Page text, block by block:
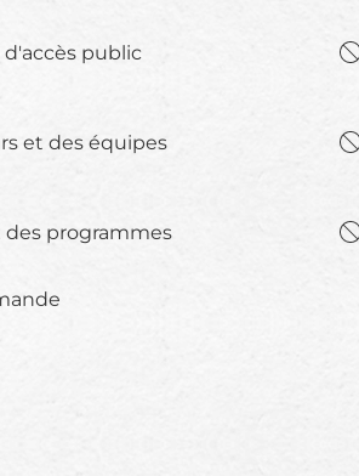
public
et des équipes
des programmes